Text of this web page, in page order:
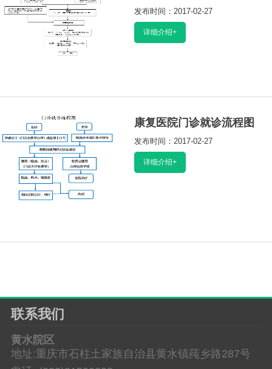
发布时间：2017-02-27
阅读：10264
详细介绍+
康复医院门诊就诊流程图
发布时间：2017-02-27
阅读：10387
详细介绍+
联系我们
黄水院区
地址:重庆市石柱土家族自治县黄水镇莼乡路287号